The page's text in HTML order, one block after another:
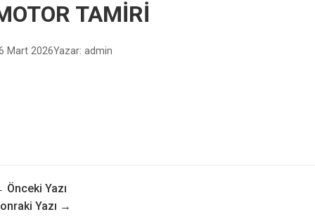
TAMİRİ
Mart 2026Yazar: admin
Önceki Yazı
Yazı →